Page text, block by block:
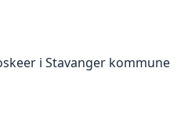
i Stavanger kommune